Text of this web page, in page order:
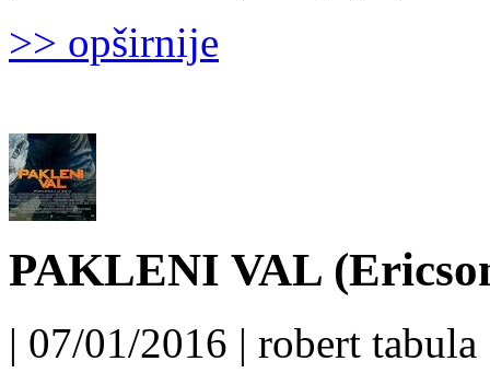
>> opširnije
PAKLENI VAL
| 07/01/2016 | robert tabula